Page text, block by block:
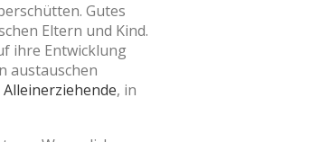
Gutes
Eltern und Kind.
ihre Entwicklung
austauschen
, in